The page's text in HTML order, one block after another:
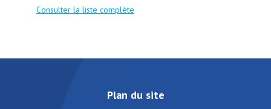
Consulter la liste complète
Plan du site